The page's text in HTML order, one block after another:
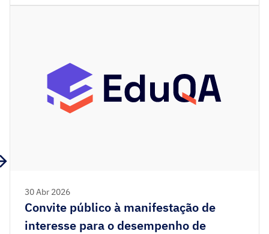
tarefa de avaliação no âmbito do Programme for
30 Abr 2026
Convite público à manifestação de
interesse para o desempenho de